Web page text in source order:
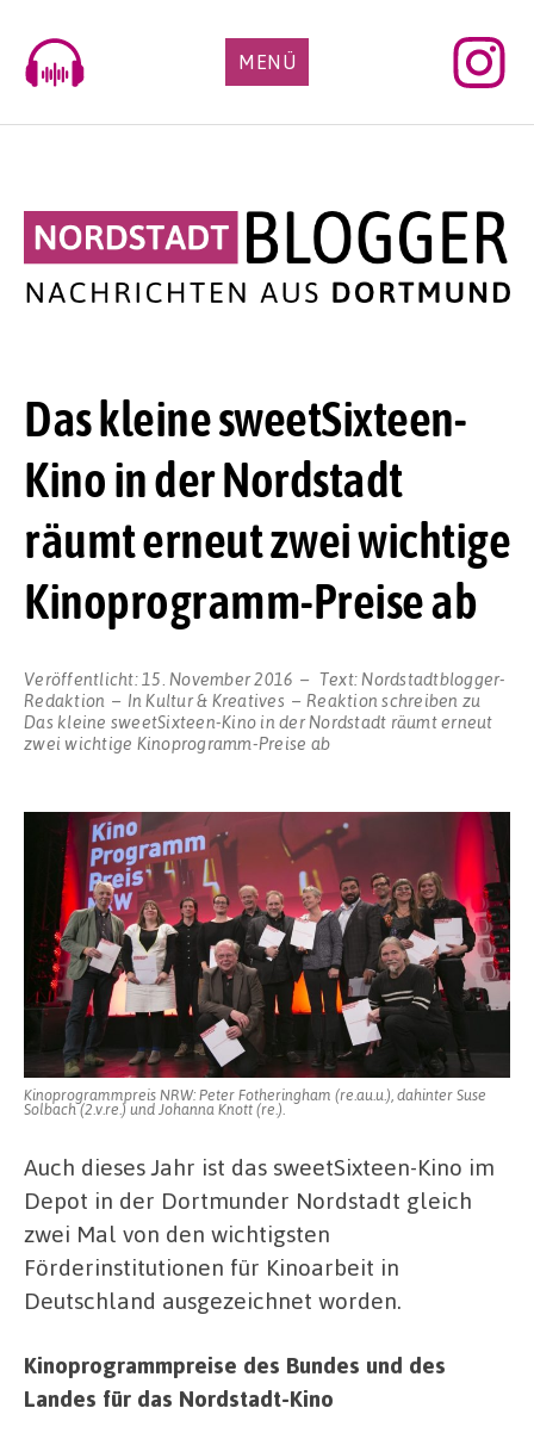
content
MENÜ
Das kleine sweetSixteen-
Kino in der Nordstadt
räumt erneut zwei wichtige
Kinoprogramm-Preise ab
Veröffentlicht: 15. November 2016 Text: Nordstadtblogger-
Redaktion
InKultur & Kreatives Reaktion schreiben zu
Das kleine sweetSixteen-Kino in der Nordstadt räumt erneut
zwei wichtige Kinoprogramm-Preise ab
Kinoprogrammpreis NRW: Peter Fotheringham (re.au.u.), dahinter Suse
Solbach (2.v.re.) und Johanna Knott (re.).
Auch dieses Jahr ist das sweetSixteen-Kino im
Depot in der Dortmunder Nordstadt gleich
zwei Mal von den wichtigsten
Förderinstitutionen für Kinoarbeit in
Deutschland ausgezeichnet worden.
Kinoprogrammpreise des Bundes und des
Landes für das Nordstadt-Kino